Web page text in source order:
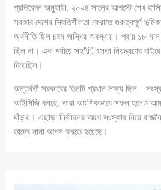
প্রতিবেদন অনুযায়ী, ২০২৪ সালের আগস্টে শেখ
সরকার দেশের স্থিতিশীলতা ফেরাতে গুরুত্বপূর্ণ
অর্থনীতি ছিল চরম অস্থির অবস্থায়। প্রায় ১৮ মাস
ছিল না। এক পর্যায়ে সহ’\িংসতা নিয়ন্ত্রণের
দিয়েছিল।
অন্তর্বর্তী সরকারের তিনটি প্রধান লক্ষ্য
আইসিজি বলছে, তারা আংশিকভাবে সফল হলেও
দাঁড়ায়। এছাড়া নির্বাচনের আগে সংস্কার নিয়ে
তাদের নানা আপস করতে হয়েছে।